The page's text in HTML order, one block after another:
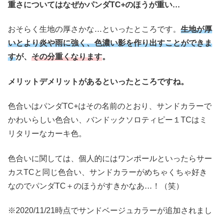
重さについてはなぜかパンダTC+のほうが重い…
おそらく生地の厚さかな…といったところです。 生地が厚
いとより炎や雨に強く、色濃い影を作り出すことができま
すが、 その分重くなります。
メリットデメリットがあるといったところですね。
色合いはパンダTC+はその名前のとおり、サンドカラーで
かわいらしい色合い、バンドックソロティピー１TCはミ
リタリーなカーキ色。
色合いに関しては、個人的にはワンポールといったらサー
カスTCと同じ色合い、サンドカラーがめちゃくちゃ好き
なのでパンダTC＋のほうがすきかなあ…！（笑）
※2020/11/21時点でサンドベージュカラーが追加されまし